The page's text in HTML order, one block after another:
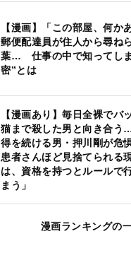
【漫画】「この部屋、何か
郵便配達員が住人から尋ね
葉… 仕事の中で知ってし
密”とは
【漫画あり】毎日全裸でバ
猫まで殺した男と向き合う
得を続ける男・押川剛が危
患者さんほど見捨てられる
は、資格を持つとルールで
まう」
漫画ランキングの